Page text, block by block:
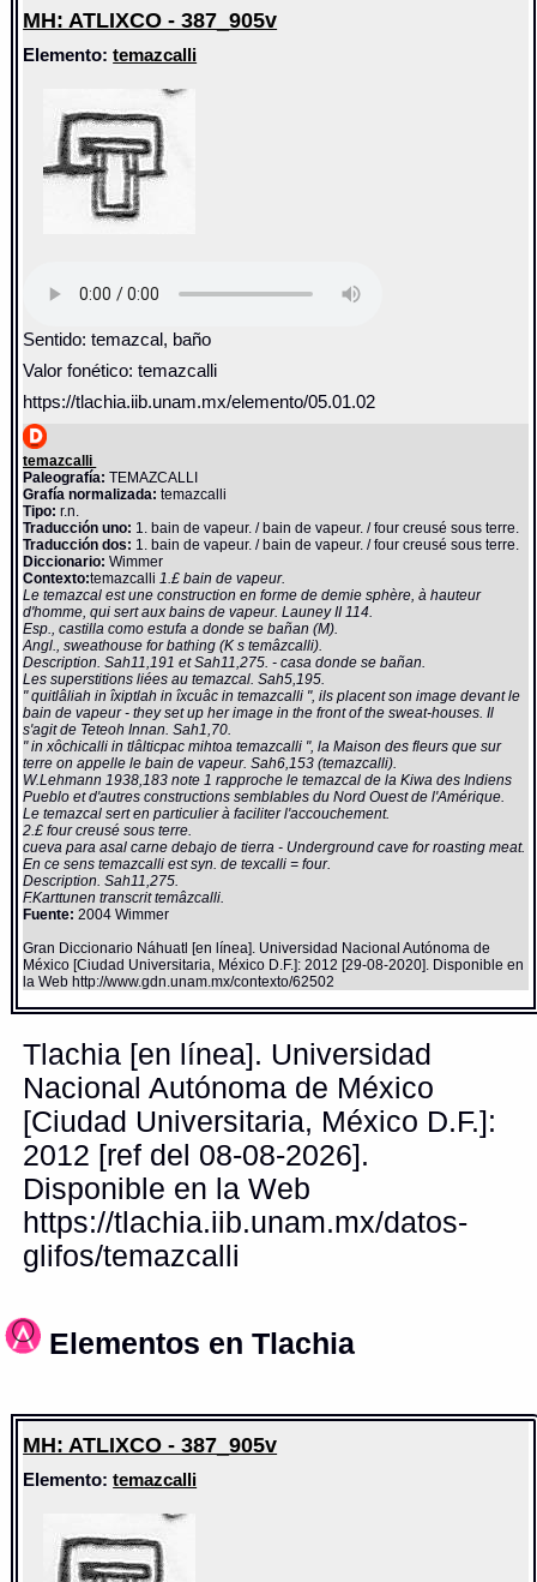
MH: ATLIXCO - 387_905v
Elemento:temazcalli
Sentido: temazcal, baño
Valor fonético: temazcalli
https://tlachia.iib.unam.mx/elemento/05.01.02
temazcalli
Paleografía: TEMAZCALLI
Grafía normalizada: temazcalli
Tipo: r.n.
Traducción uno: 1. bain de vapeur. / bain de vapeur. / four creusé sous terre.
Traducción dos: 1. bain de vapeur. / bain de vapeur. / four creusé sous terre.
Diccionario:Wimmer
Contexto:temazcalli1.£ bain de vapeur.
Le temazcal est une construction en forme de demie sphère, à hauteur
d'homme, qui sert aux bains de vapeur. Launey II 114.
Esp., castilla como estufa a donde se bañan (M).
Angl., sweathouse for bathing (K s temâzcalli).
Description. Sah11,191 et Sah11,275. - casa donde se bañan.
Les superstitions liées au temazcal. Sah5,195.
" quitlâliah in îxiptlah in îxcuâc in temazcalli ", ils placent son image devant le
bain de vapeur - they set up her image in the front of the sweat-houses. Il
s'agit de Teteoh Innan. Sah1,70.
" in xôchicalli in tlâlticpac mihtoa temazcalli ", la Maison des fleurs que sur
terre on appelle le bain de vapeur. Sah6,153 (temazcalli).
W.Lehmann 1938,183 note 1 rapproche le temazcal de la Kiwa des Indiens
Pueblo et d'autres constructions semblables du Nord Ouest de l'Amérique.
Le temazcal sert en particulier à faciliter l'accouchement.
2.£ four creusé sous terre.
cueva para asal carne debajo de tierra - Underground cave for roasting meat.
En ce sens temazcalli est syn. de texcalli = four.
Description. Sah11,275.
F.Karttunen transcrit temâzcalli.
Fuente: 2004 Wimmer
Gran Diccionario Náhuatl [en línea]. Universidad Nacional Autónoma de
México [Ciudad Universitaria, México D.F.]: 2012 [29-08-2020]. Disponible en
la Web http://www.gdn.unam.mx/contexto/62502
Tlachia [en línea]. Universidad
Nacional Autónoma de México
[Ciudad Universitaria, México D.F.]:
2012 [ref del 08-08-2026].
Disponible en la Web
https://tlachia.iib.unam.mx/datos-
glifos/temazcalli
Elementos en Tlachia
MH: ATLIXCO - 387_905v
Elemento:temazcalli